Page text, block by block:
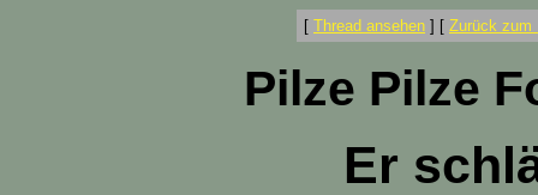
[ Thread ansehen ] [ Zurück zum
Pilze Pilze
Er